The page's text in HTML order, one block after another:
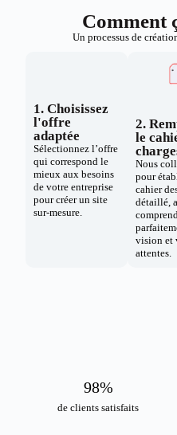
Comment
Un processus de
1. Choisissez
l'offre
adaptée
Sélectionnez l’offre
qui correspond le
mieux aux besoins
de votre entreprise
pour créer un site
sur-mesure.
2.
le
Nous
pour
cahier
détaillé,
vision et
attentes.
de clients satisfaits
98%